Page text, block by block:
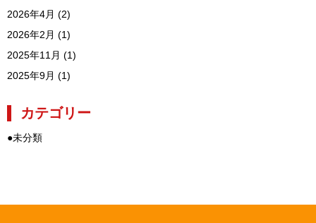
2026年4月 (2)
2026年2月 (1)
2025年11月 (1)
2025年9月 (1)
カテゴリー
●未分類